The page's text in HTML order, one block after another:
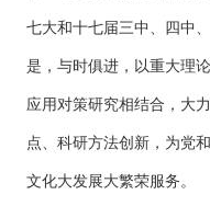
七大和十七届三中、四中
是，与时俱进，以重大理
应用对策研究相结合，大
点、科研方法创新，为党
文化大发展大繁荣服务。